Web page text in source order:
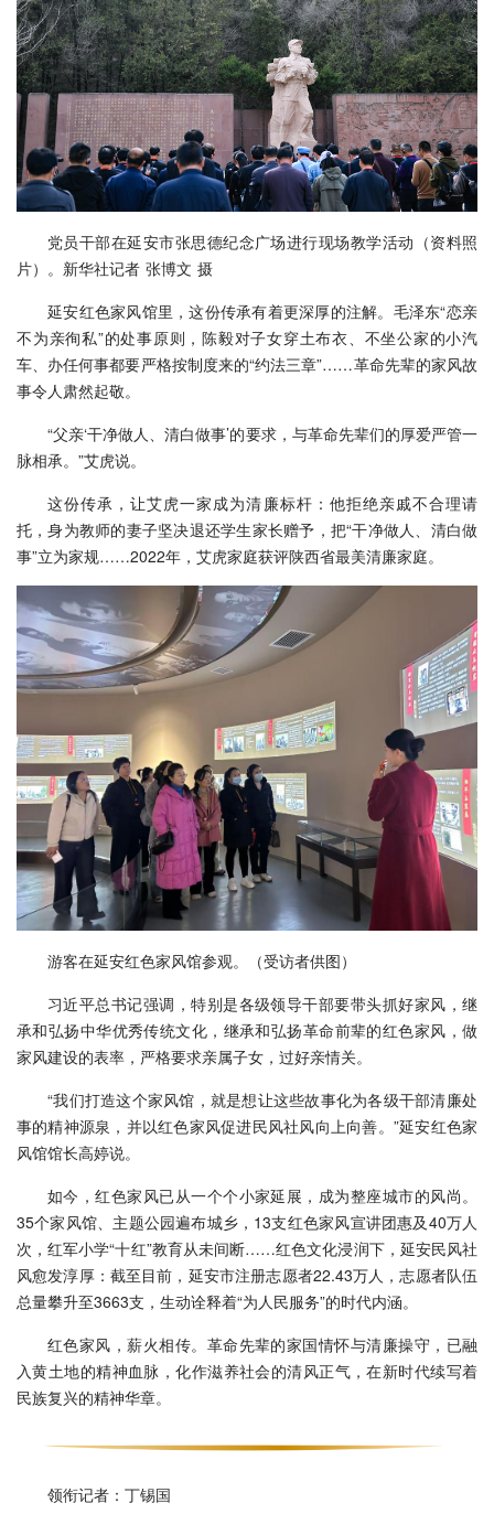
党员干部在延安市张思德纪念广场进行现场教学活动（资料照
片）。新华社记者 张博文 摄
延安红色家风馆里，这份传承有着更深厚的注解。毛泽东“恋亲
不为亲徇私”的处事原则，陈毅对子女穿土布衣、不坐公家的小汽
车、办任何事都要严格按制度来的“约法三章”……革命先辈的家风故
事令人肃然起敬。
“父亲‘干净做人、清白做事’的要求，与革命先辈们的厚爱严管一
脉相承。”艾虎说。
这份传承，让艾虎一家成为清廉标杆：他拒绝亲戚不合理请
托，身为教师的妻子坚决退还学生家长赠予，把“干净做人、清白做
事”立为家规……2022年，艾虎家庭获评陕西省最美清廉家庭。
游客在延安红色家风馆参观。（受访者供图）
习近平总书记强调，特别是各级领导干部要带头抓好家风，继
承和弘扬中华优秀传统文化，继承和弘扬革命前辈的红色家风，做
家风建设的表率，严格要求亲属子女，过好亲情关。
“我们打造这个家风馆，就是想让这些故事化为各级干部清廉处
事的精神源泉，并以红色家风促进民风社风向上向善。”延安红色家
风馆馆长高婷说。
如今，红色家风已从一个个小家延展，成为整座城市的风尚。
35个家风馆、主题公园遍布城乡，13支红色家风宣讲团惠及40万人
次，红军小学“十红”教育从未间断……红色文化浸润下，延安民风社
风愈发淳厚：截至目前，延安市注册志愿者22.43万人，志愿者队伍
总量攀升至3663支，生动诠释着“为人民服务”的时代内涵。
红色家风，薪火相传。革命先辈的家国情怀与清廉操守，已融
入黄土地的精神血脉，化作滋养社会的清风正气，在新时代续写着
民族复兴的精神华章。
领衔记者：丁锡国